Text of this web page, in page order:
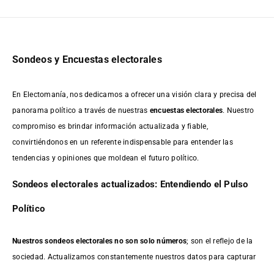
Sondeos y Encuestas electorales
En Electomanía, nos dedicamos a ofrecer una visión clara y precisa del
panorama político a través de nuestras encuestas electorales. Nuestro
compromiso es brindar información actualizada y fiable,
convirtiéndonos en un referente indispensable para entender las
tendencias y opiniones que moldean el futuro político.
Sondeos electorales actualizados: Entendiendo el Pulso
Político
Nuestros sondeos electorales no son solo números; son el reflejo de la
sociedad. Actualizamos constantemente nuestros datos para capturar